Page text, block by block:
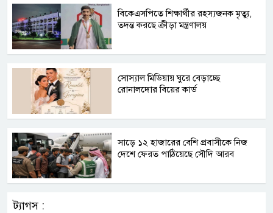
বিকেএসপিতে শিক্ষার্থীর রহস্যজনক মৃত্যু,
তদন্ত করছে ক্রীড়া মন্ত্রণালয়
সোস্যাল মিডিয়ায় ঘুরে বেড়াচ্ছে
রোনালদোর বিয়ের কার্ড
সাড়ে ১২ হাজারের বেশি প্রবাসীকে নিজ
দেশে ফেরত পাঠিয়েছে সৌদি আরব
ট্যাগস :